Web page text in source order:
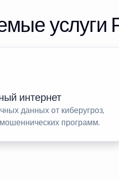
услуги
интернет
данных от киберугроз,
программ.